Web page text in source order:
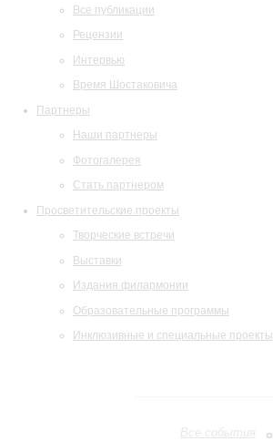
Все публикации
Рецензии
Интервью
Время Шостаковича
Партнеры
Наши партнеры
Фотогалерея
Стать партнером
Просветительские проекты
Творческие встречи
Выставки
Издания филармонии
Образовательные программы
Инклюзивные и специальные проекты
Все события